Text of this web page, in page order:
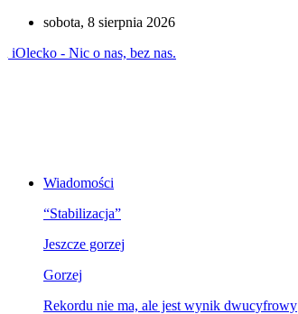
sobota, 8 sierpnia 2026
iOlecko - Nic o nas, bez nas.
Wiadomości
“Stabilizacja”
Jeszcze gorzej
Gorzej
Rekordu nie ma, ale jest wynik dwucyfrowy